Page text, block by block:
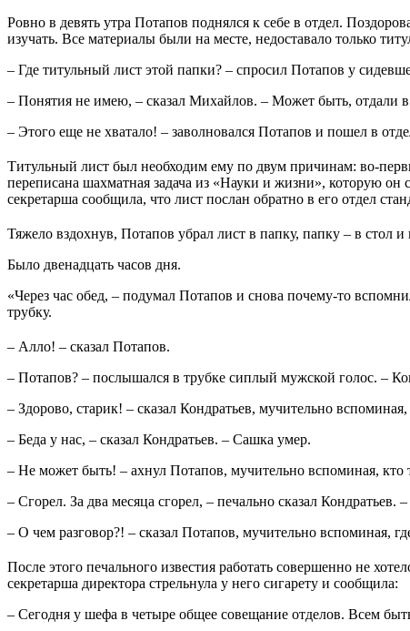
Ровно в девять утра Потапов поднялся к себе в отдел.
изучать. Все материалы были на месте, недоставало только
– Где титульный лист этой папки? – спросил Потапов у
– Понятия не имею, – сказал Михайлов. – Может быть, отдали в
– Этого еще не хватало! – заволновался Потапов и пошел в
Титульный лист был необходим ему по двум причинам: во-
переписана шахматная задача из «Науки и жизни», которую он
секретарша сообщила, что лист послан обратно в его отдел
Тяжело вздохнув, Потaпов убрал лист в папку, папку – в стол и
Было двенадцать часов дня.
«Через час обед, – подумал Потапов и снова почему-то
трубку.
– Алло! – сказал Потапов.
– Потапов? – послышался в трубке сиплый мужской голос. –
– Здорово, старик! – сказал Кондратьев, мучительно
– Беда у нас, – сказал Кондратьев. – Сашка умер.
– Не может быть! – ахнул Потапов, мучительно вспоминая, кто
– Сгорел. За два месяца сгорел, – печально сказал
– О чем разговор?! – сказал Потапов, мучительно вспоминая,
После этого печального известия работать совершенно не
секретарша директора стрельнула у него сигарету и сообщила:
– Сегодня у шефа в четыре общее совещание отделов. Всем